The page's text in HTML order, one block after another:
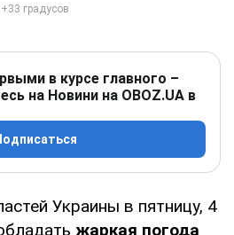
в курсе главного –
на Новини на OBOZ.UA в
Украины в пятницу, 4
жаркая погода